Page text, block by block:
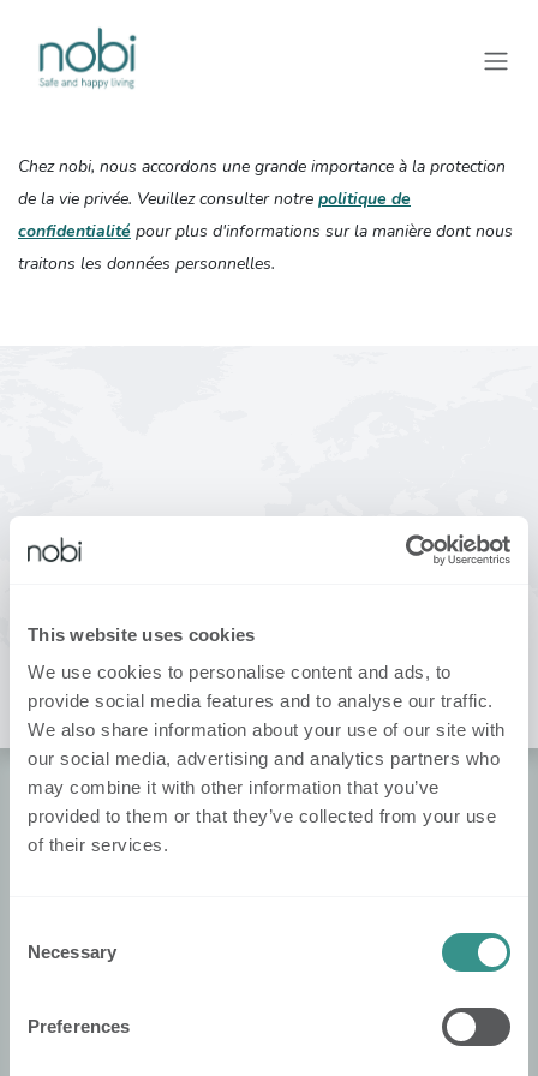
This website uses cookies
We use cookies to personalise content and ads, to
provide social media features and to analyse our traffic.
We also share information about your use of our site with
our social media, advertising and analytics partners who
may combine it with other information that you’ve
provided to them or that they’ve collected from your use
of their services.
Selection
Necessary
Preferences
Chez nobi, nous accordons une grande importance à la protection
de la vie privée. Veuillez consulter notre politique de
confidentialité pour plus d'informations sur la manière dont nous
traitons les données personnelles.
Les lampes intelligentes de Nobi
À propos de Nobi
Nobi Pressroom